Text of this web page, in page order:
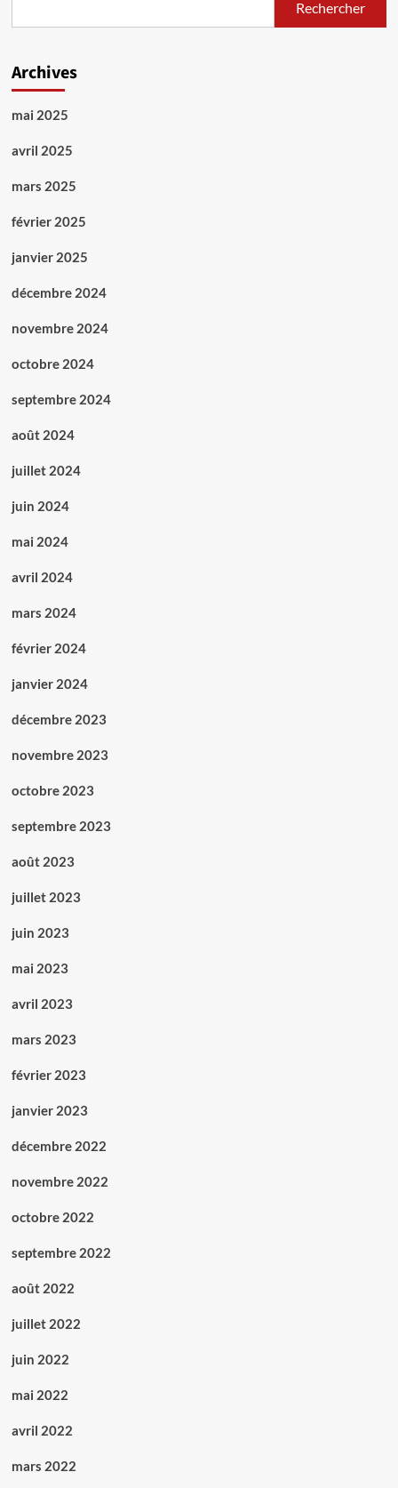
Rechercher
Archives
mai 2025
avril 2025
mars 2025
février 2025
janvier 2025
décembre 2024
novembre 2024
octobre 2024
septembre 2024
août 2024
juillet 2024
juin 2024
mai 2024
avril 2024
mars 2024
février 2024
janvier 2024
décembre 2023
novembre 2023
octobre 2023
septembre 2023
août 2023
juillet 2023
juin 2023
mai 2023
avril 2023
mars 2023
février 2023
janvier 2023
décembre 2022
novembre 2022
octobre 2022
septembre 2022
août 2022
juillet 2022
juin 2022
mai 2022
avril 2022
mars 2022